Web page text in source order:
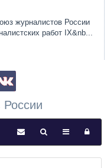
журналистов России
работ IX&nb...